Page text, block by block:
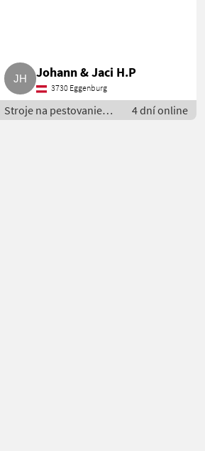
Johann & Jaci H.P
3730 Eggenburg
Stroje na pestovanie
zeleniny / Ostatné
4 dní online